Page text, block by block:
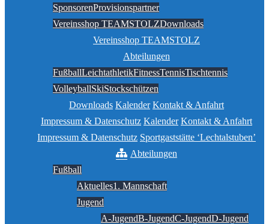
SponsorenProvisionspartner
Vereinsshop TEAMSTOLZDownloads
Vereinsshop TEAMSTOLZ
Abteilungen
FußballLeichtathletikFitnessTennisTischtennis
VolleyballSkiStockschützen
Downloads Kalender Kontakt & Anfahrt
Impressum & Datenschutz Kalender Kontakt & Anfahrt
Impressum & Datenschutz Sportgaststätte ‘Lechtalstuben’
Abteilungen
Fußball
Aktuelles1. Mannschaft
Jugend
A-JugendB-JugendC-JugendD-Jugend